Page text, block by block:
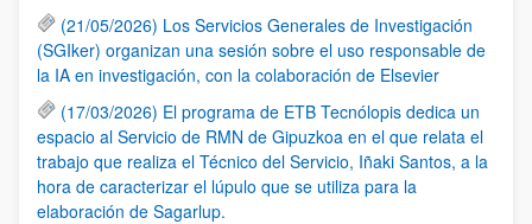
(21/05/2026) Los Servicios Generales de Investigación
(SGIker) organizan una sesión sobre el uso responsable de
la IA en investigación, con la colaboración de Elsevier
(17/03/2026) El programa de ETB Tecnólopis dedica un
espacio al Servicio de RMN de Gipuzkoa en el que relata el
trabajo que realiza el Técnico del Servicio, Iñaki Santos, a la
hora de caracterizar el lúpulo que se utiliza para la
elaboración de Sagarlup.